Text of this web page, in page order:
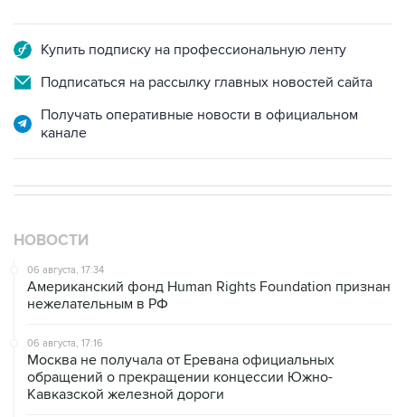
Купить подписку на профессиональную ленту
Подписаться на рассылку главных новостей сайта
Получать оперативные новости в официальном
канале
НОВОСТИ
06 августа, 17:34
Американский фонд Human Rights Foundation признан
нежелательным в РФ
06 августа, 17:16
Москва не получала от Еревана официальных
обращений о прекращении концессии Южно-
Кавказской железной дороги